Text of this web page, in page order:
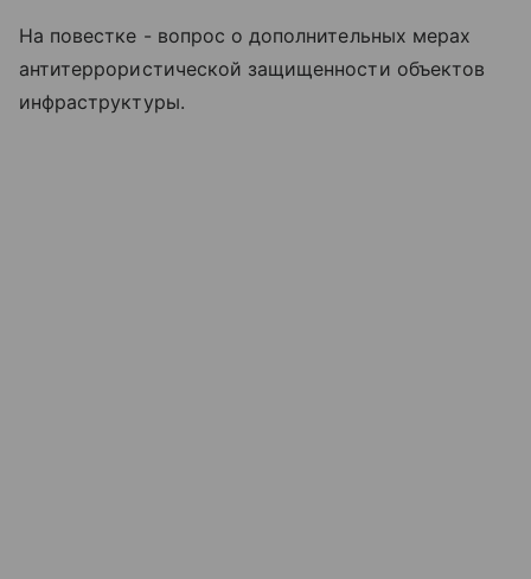
На повестке - вопрос о дополнительных мерах
антитеррористической защищенности объектов
инфраструктуры.